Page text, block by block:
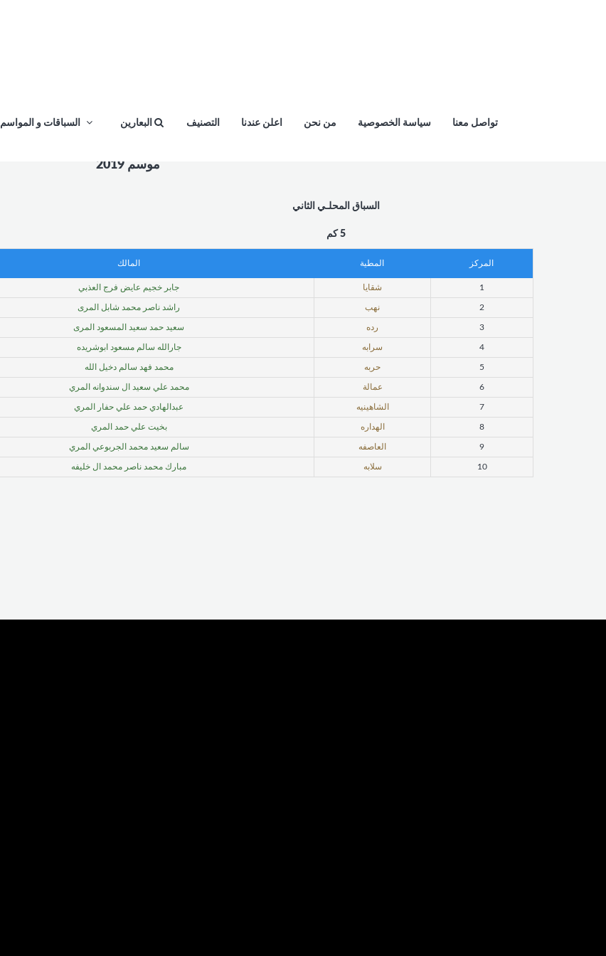
السباقات و المواسم البعارين التصنيف اعلن عندنا من نحن سياسة الخصوصية تواصل معنا
موسم 2019
السباق المحلـي الثاني
5 كم
المركز المطية المالك
1 شقايا جابر خجيم عايض فرج العذبي
2 نهب راشد ناصر محمد شابل المرى
3 رده سعيد حمد سعيد المسعود المرى
4 سرابه جارالله سالم مسعود ابوشريده
5 حربه محمد فهد سالم دخيل الله
6 عمالة محمد علي سعيد ال سندوانه المري
7 الشاهينيه عبدالهادي حمد علي حفار المري
8 الهداره بخيت علي حمد المري
9 العاصفه سالم سعيد محمد الجربوعي المري
10 سلابه مبارك محمد ناصر محمد ال خليفه